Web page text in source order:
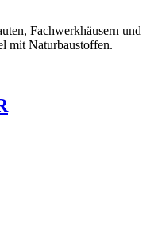
Fachwerkhäusern und
mit Naturbaustoffen.